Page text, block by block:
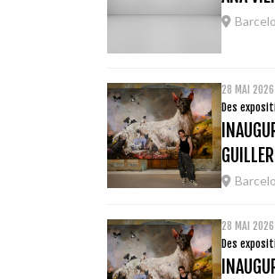
28 MAI
Des
28 MAI
Des